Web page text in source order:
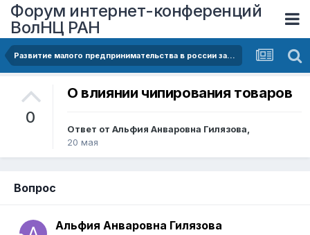
Форум интернет-конференций
ВолНЦ РАН
Развитие малого предпринимательства в россии за период 2014-2024 годы: тенденции, барьеры, перспективы
0
О влиянии чипирования товаров
Ответ от Альфия Анваровна Гилязова,
20 мая
Вопрос
Альфия Анваровна Гилязова